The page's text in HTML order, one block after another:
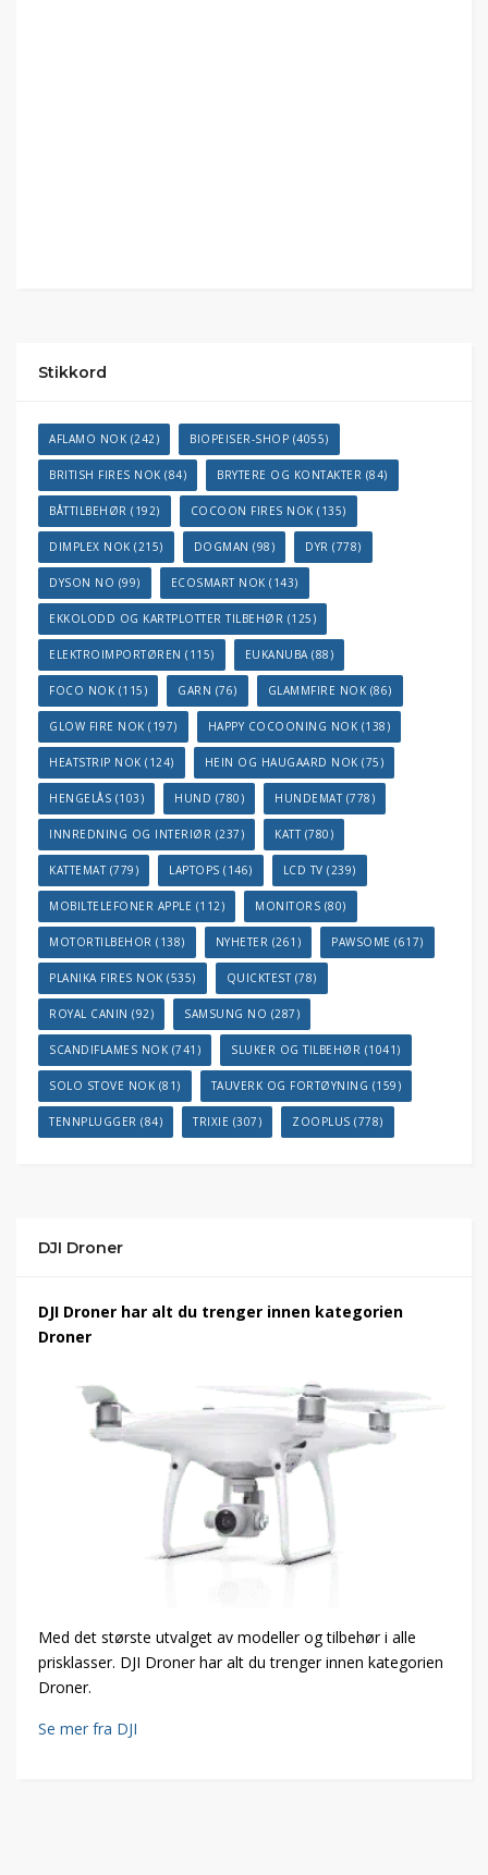
Stikkord
AFLAMO NOK (242) BIOPEISER-SHOP (4055)
BRITISH FIRES NOK (84) BRYTERE OG KONTAKTER (84)
BÅTTILBEHØR (192) COCOON FIRES NOK (135)
DIMPLEX NOK (215) DOGMAN (98) DYR (778)
DYSON NO (99) ECOSMART NOK (143)
EKKOLODD OG KARTPLOTTER TILBEHØR (125)
ELEKTROIMPORTØREN (115) EUKANUBA(88)
FOCO NOK (115) GARN (76) GLAMMFIRE NOK (86)
GLOW FIRE NOK (197) HAPPY COCOONING NOK (138)
HEATSTRIP NOK (124) HEIN OG HAUGAARD NOK (75)
HENGELÅS (103) HUND (780) HUNDEMAT(778)
INNREDNING OG INTERIØR (237) KATT(780)
KATTEMAT(779) LAPTOPS (146) LCD TV (239)
MOBILTELEFONER APPLE (112) MONITORS (80)
MOTORTILBEHOR (138) NYHETER (261) PAWSOME (617)
PLANIKA FIRES NOK (535) QUICKTEST(78)
ROYAL CANIN (92) SAMSUNG NO (287)
SCANDIFLAMES NOK (741) SLUKER OG TILBEHØR (1041)
SOLO STOVE NOK (81) TAUVERK OG FORTØYNING (159)
TENNPLUGGER (84) TRIXIE (307) ZOOPLUS (778)
DJI Droner
DJI Droner har alt du trenger innen kategorien
Droner
Med det største utvalget av modeller og tilbehør i alle
prisklasser. DJI Droner har alt du trenger innen kategorien
Droner.
Se mer fra DJI